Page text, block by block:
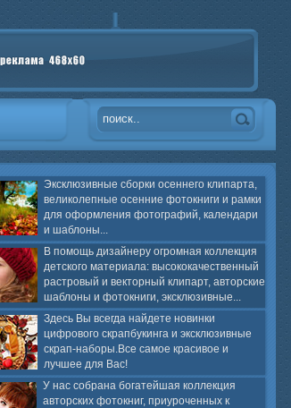
Эксклюзивные сборки осеннего клипарта,
великолепные осенние фотокниги и рамки
для оформления фотографий, календари
и шаблоны...
В помощь дизайнеру огромная коллекция
детского материала: высококачественный
растровый и векторный клипарт, авторские
шаблоны и фотокниги, эксклюзивные...
Здесь Вы всегда найдете новинки
цифрового скрапбукинга и эксклюзивные
скрап-наборы.Все самое красивое и
лучшее для Вас!
У нас собрана богатейшая коллекция
авторских фотокниг, приуроченных к